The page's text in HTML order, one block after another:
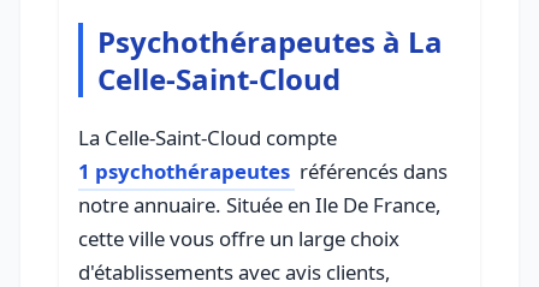
Psychothérapeutes à La
Celle-Saint-Cloud
La Celle-Saint-Cloud compte
1 psychothérapeutes référencés dans
notre annuaire. Située en Ile De France,
cette ville vous offre un large choix
d'établissements avec avis clients,